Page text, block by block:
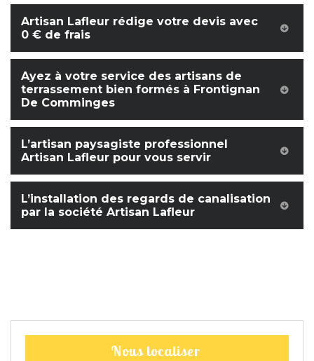
Artisan Lafleur rédige votre devis avec
0 € de frais
Ayez à votre service des artisans de
terrassement bien formés à Frontignan
De Comminges
L’artisan paysagiste professionnel
Artisan Lafleur pour vous servir
L’installation des regards de canalisation
par la société Artisan Lafleur
Nous localiser